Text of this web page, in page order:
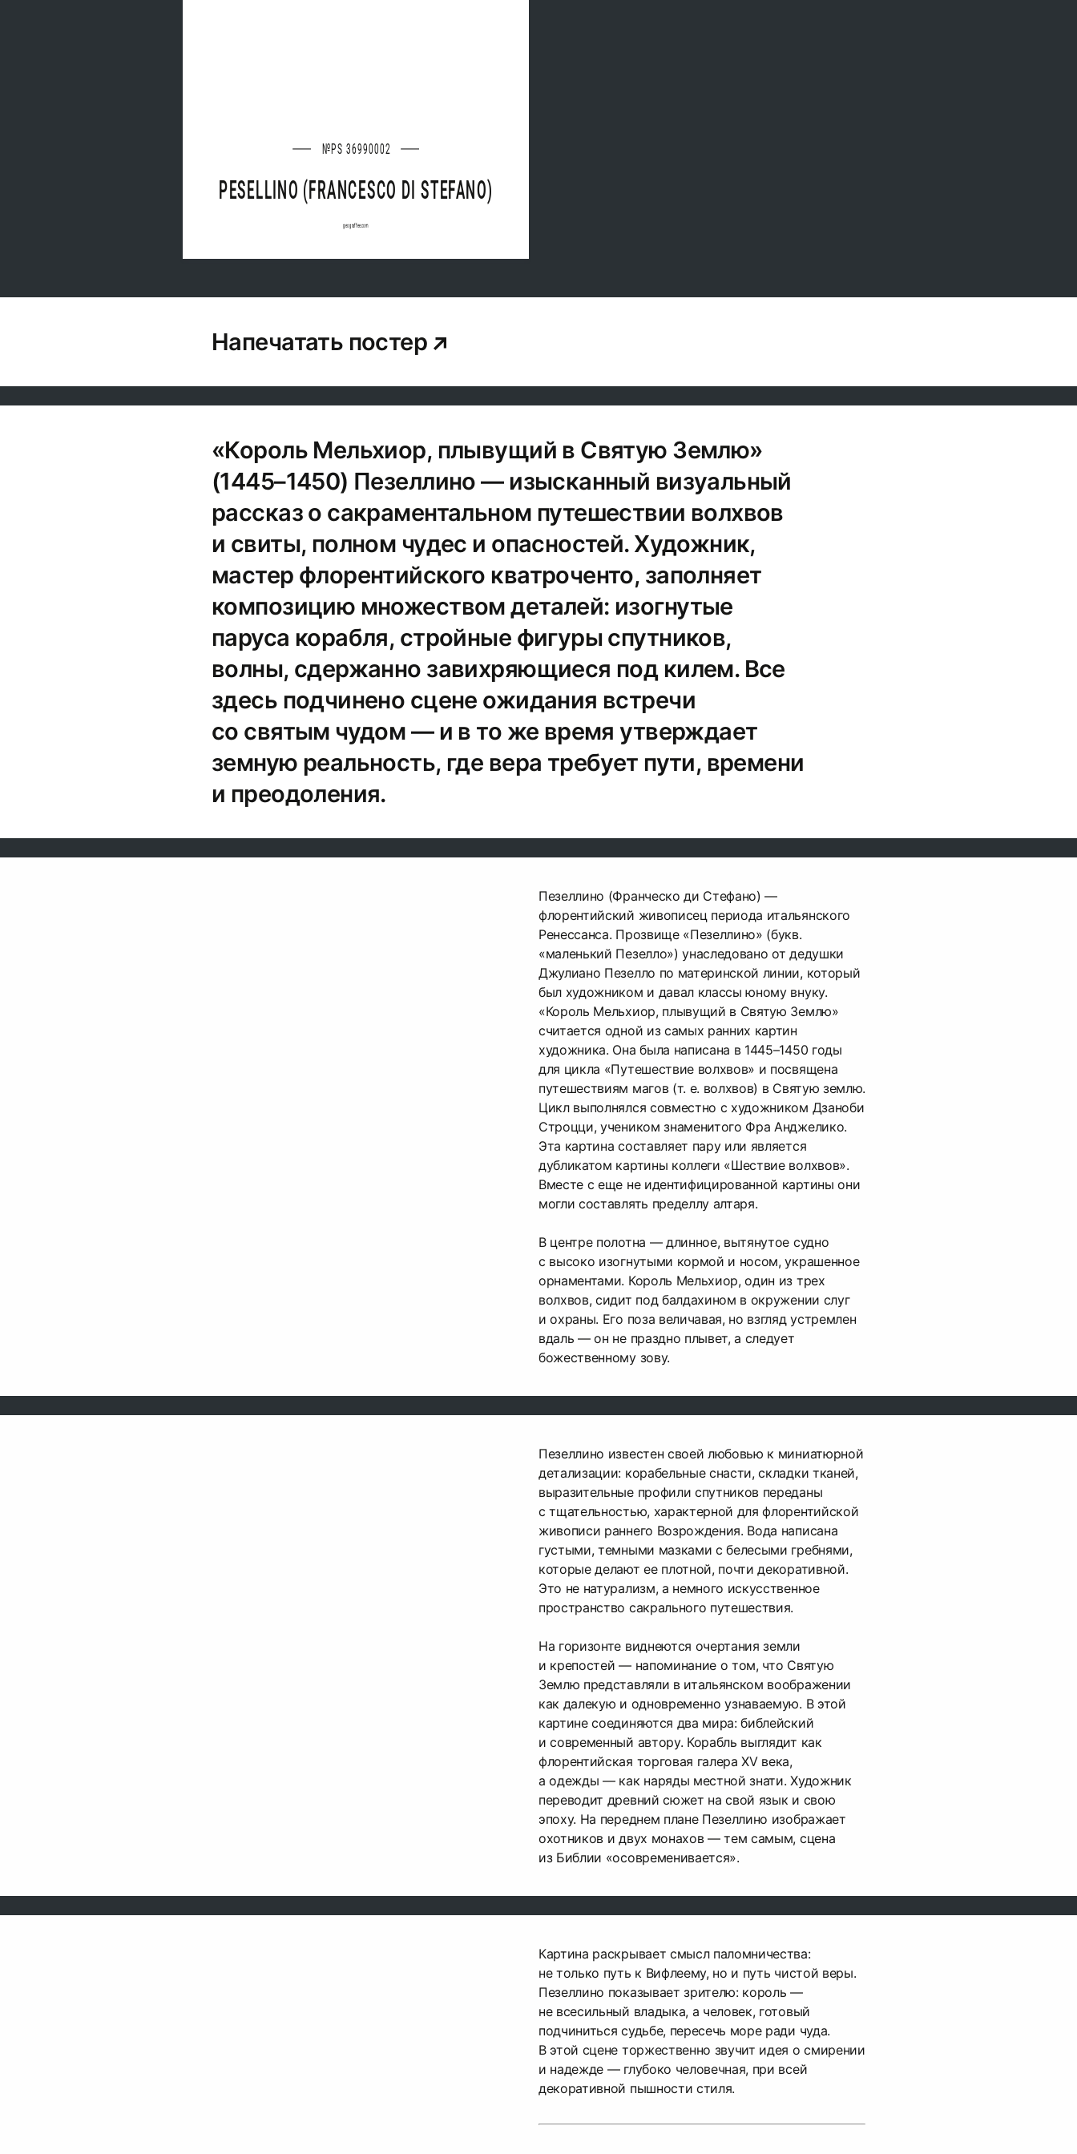
№PS 36990002
PESELLINO (FRANCESCO DI STEFANO)
geograffee.com
Напечатать постер
«Король Мельхиор, плывущий в Святую Землю»
(1445–1450) Пезеллино — изысканный визуальный
рассказ о сакраментальном путешествии волхвов
и свиты, полном чудес и опасностей. Художник,
мастер флорентийского кватроченто, заполняет
композицию множеством деталей: изогнутые
паруса корабля, стройные фигуры спутников,
волны, сдержанно завихряющиеся под килем. Все
здесь подчинено сцене ожидания встречи
со святым чудом — и в то же время утверждает
земную реальность, где вера требует пути, времени
и преодоления.
Пезеллино (Франческо ди Стефано) —
флорентийский живописец периода итальянского
Ренессанса. Прозвище «Пезеллино» (букв.
«маленький Пезелло») унаследовано от дедушки
Джулиано Пезелло по материнской линии, который
был художником и давал классы юному внуку.
«Король Мельхиор, плывущий в Святую Землю»
считается одной из самых ранних картин
художника. Она была написана в 1445–1450 годы
для цикла «Путешествие волхвов» и посвящена
путешествиям магов (т. е. волхвов) в Святую землю.
Цикл выполнялся совместно с художником Дзаноби
Строцци, учеником знаменитого Фра Анджелико.
Эта картина составляет пару или является
дубликатом картины коллеги «Шествие волхвов».
Вместе с еще не идентифицированной картины они
могли составлять пределлу алтаря.
В центре полотна — длинное, вытянутое судно
с высоко изогнутыми кормой и носом, украшенное
орнаментами. Король Мельхиор, один из трех
волхвов, сидит под балдахином в окружении слуг
и охраны. Его поза величавая, но взгляд устремлен
вдаль — он не праздно плывет, а следует
божественному зову.
Пезеллино известен своей любовью к миниатюрной
детализации: корабельные снасти, складки тканей,
выразительные профили спутников переданы
с тщательностью, характерной для флорентийской
живописи раннего Возрождения. Вода написана
густыми, темными мазками с белесыми гребнями,
которые делают ее плотной, почти декоративной.
Это не натурализм, а немного искусственное
пространство сакрального путешествия.
На горизонте виднеются очертания земли
и крепостей — напоминание о том, что Святую
Землю представляли в итальянском воображении
как далекую и одновременно узнаваемую. В этой
картине соединяются два мира: библейский
и современный автору. Корабль выглядит как
флорентийская торговая галера XV века,
а одежды — как наряды местной знати. Художник
переводит древний сюжет на свой язык и свою
эпоху. На переднем плане Пезеллино изображает
охотников и двух монахов — тем самым, сцена
из Библии «осовременивается».
Картина раскрывает смысл паломничества:
не только путь к Вифлеему, но и путь чистой веры.
Пезеллино показывает зрителю: король —
не всесильный владыка, а человек, готовый
подчиниться судьбе, пересечь море ради чуда.
В этой сцене торжественно звучит идея о смирении
и надежде — глубоко человечная, при всей
декоративной пышности стиля.